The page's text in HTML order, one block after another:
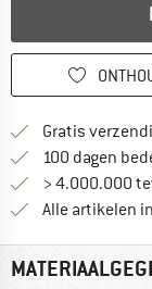
Gratis
100 dagen
> 4.000.000
Alle artikelen